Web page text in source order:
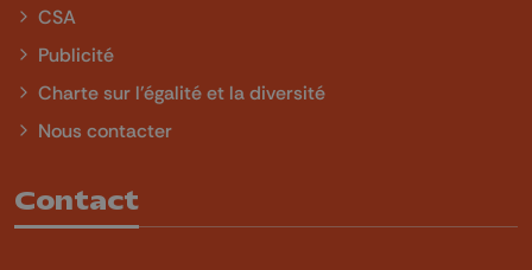
CSA
Publicité
Charte sur l'égalité et la diversité
Nous contacter
Contact